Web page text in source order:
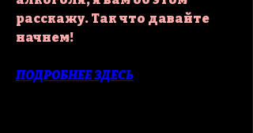
расскажу. Так что давайте
начнем!
ПОДРОБНЕЕ ЗДЕСЬ